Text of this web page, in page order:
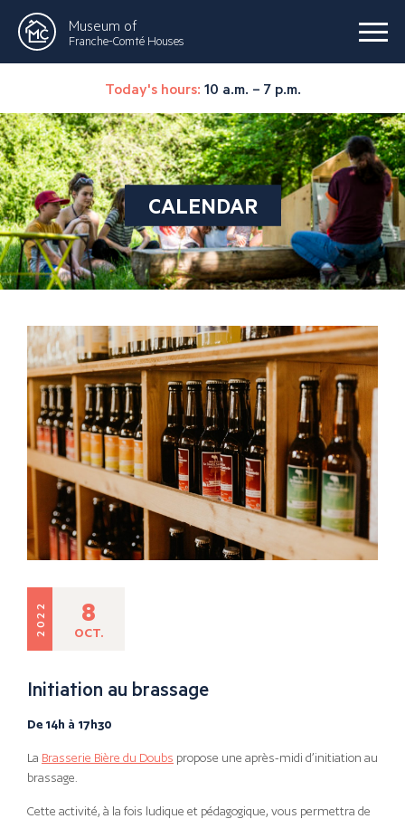
Museum of
Franche-Comté Houses
Today's hours: 10 a.m. – 7 p.m.
CALENDAR
2022 8
OCT.
Initiation au brassage
De 14h à 17h30
La Brasserie Bière du Doubs propose une après-midi d’initiation au
brassage.
Cette activité, à la fois ludique et pédagogique, vous permettra de